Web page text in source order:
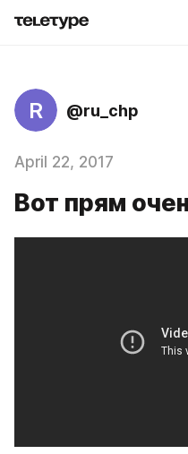
R @ru_chp
April 22, 2017
Вот прям